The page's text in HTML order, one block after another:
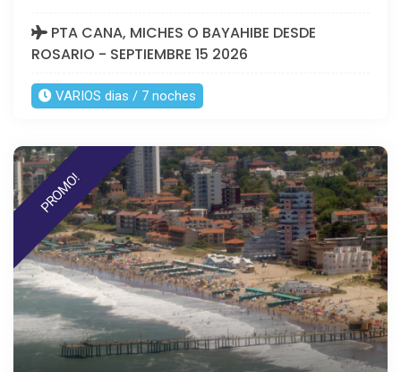
PTA CANA, MICHES O BAYAHIBE DESDE
ROSARIO - SEPTIEMBRE 15 2026
VARIOS dias / 7 noches
PROMO!